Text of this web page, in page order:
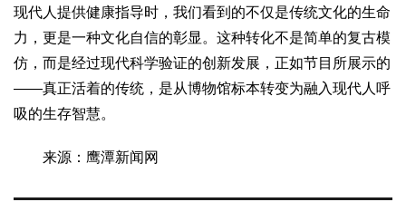
康养
工作动态 康养思语 明星老人 项目介绍
县域经济
成果展示
政策发布 视频播报 工程案例
康养智库
合作伙伴
现代人提供健康指导时，我们看到的不仅是传统文化的生命
力，更是一种文化自信的彰显。这种转化不是简单的复古模
仿，而是经过现代科学验证的创新发展，正如节目所展示的
——真正活着的传统，是从博物馆标本转变为融入现代人呼
吸的生存智慧。
来源：鹰潭新闻网